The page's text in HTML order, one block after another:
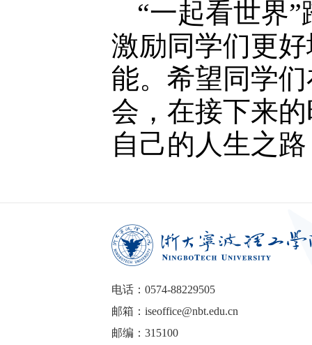
“一起看世界
激励同学们更
能。希望同学
会，在接下来
自己的人生之
电话：0574-88229505
邮箱：iseoffice@nbt.edu.cn
邮编：315100